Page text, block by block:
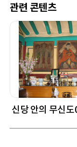
관련 콘텐츠
신당 안의 무신